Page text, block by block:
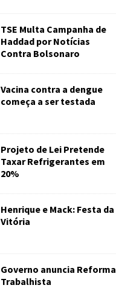
TSE Multa Campanha de
Haddad por Notícias
Contra Bolsonaro
Vacina contra a dengue
começa a ser testada
Projeto de Lei Pretende
Taxar Refrigerantes em
20%
Henrique e Mack: Festa da
Vitória
Governo anuncia Reforma
Trabalhista